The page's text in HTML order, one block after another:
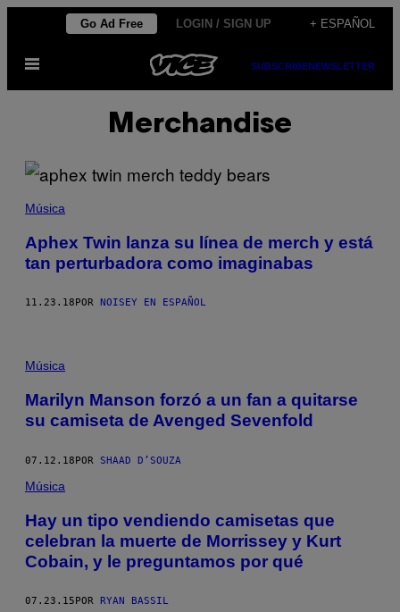
contenido
Go Ad Free LOGIN / SIGN UP + ESPAÑOL
Abrir
SUBSCRIBENEWSLETTER
Merchandise
Música
Aphex Twin lanza su línea de merch y está
tan perturbadora como imaginabas
11.23.18 POR NOISEY EN ESPAÑOL
Música
Marilyn Manson forzó a un fan a quitarse
su camiseta de Avenged Sevenfold
07.12.18POR SHAAD D’SOUZA
Música
Hay un tipo vendiendo camisetas que
celebran la muerte de Morrissey y Kurt
Cobain, y le preguntamos por qué
07.23.15 POR RYAN BASSIL